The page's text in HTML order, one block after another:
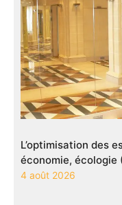
L’optimisation des
économie, écologie
4 août 2026